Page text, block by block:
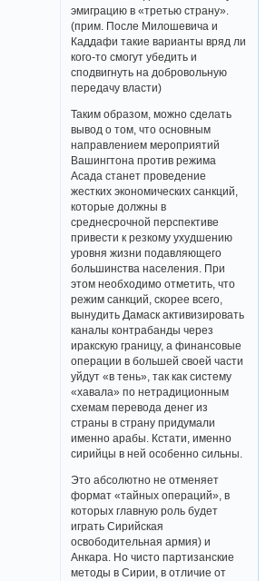
эмиграцию в «третью страну».
(прим. После Милошевича и
Каддафи такие варианты вряд ли
кого-то смогут убедить и
сподвигнуть на добровольную
передачу власти)
Таким образом, можно сделать
вывод о том, что основным
направлением мероприятий
Вашингтона против режима
Асада станет проведение
жестких экономических санкций,
которые должны в
среднесрочной перспективе
привести к резкому ухудшению
уровня жизни подавляющего
большинства населения. При
этом необходимо отметить, что
режим санкций, скорее всего,
вынудить Дамаск активизировать
каналы контрабанды через
иракскую границу, а финансовые
операции в большей своей части
уйдут «в тень», так как систему
«хавала» по нетрадиционным
схемам перевода денег из
страны в страну придумали
именно арабы. Кстати, именно
сирийцы в ней особенно сильны.
Это абсолютно не отменяет
формат «тайных операций», в
которых главную роль будет
играть Сирийская
освободительная армия) и
Анкара. Но чисто партизанские
методы в Сирии, в отличие от